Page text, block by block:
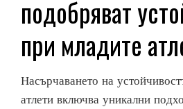
подобряват
при младите
Насърчаването на
атлети включва уникални